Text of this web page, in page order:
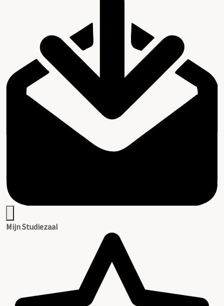
Mijn Studiezaal